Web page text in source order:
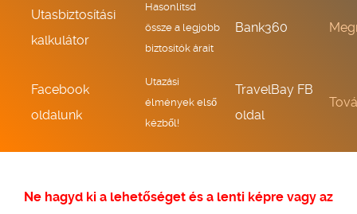
Utasbiztosítási
kalkulátor
Hasonlítsd
össze a legjobb
biztosítók árait
Bank360
Facebook
oldalunk
Utazási
élmények első
kézből!
TravelBay FB
oldal
Ne hagyd ki a lehetőséget és a lenti képre vagy az